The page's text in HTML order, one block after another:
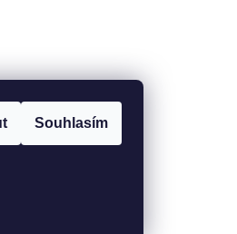
Souhlasím